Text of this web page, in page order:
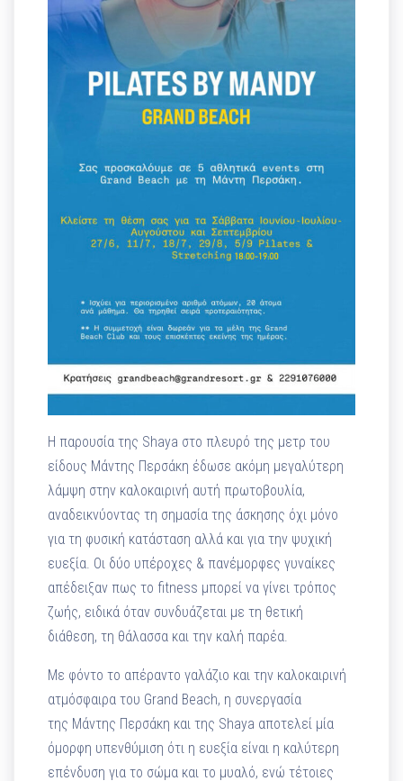
Η παρουσία της Shaya στο πλευρό της μετρ του
είδους Μάντης Περσάκη έδωσε ακόμη μεγαλύτερη
λάμψη στην καλοκαιρινή αυτή πρωτοβουλία,
αναδεικνύοντας τη σημασία της άσκησης όχι μόνο
για τη φυσική κατάσταση αλλά και για την ψυχική
ευεξία. Οι δύο υπέροχες & πανέμορφες γυναίκες
απέδειξαν πως το fitness μπορεί να γίνει τρόπος
ζωής, ειδικά όταν συνδυάζεται με τη θετική
διάθεση, τη θάλασσα και την καλή παρέα.
Με φόντο το απέραντο γαλάζιο και την καλοκαιρινή
ατμόσφαιρα του Grand Beach, η συνεργασία
της Μάντης Περσάκη και της Shaya αποτελεί μία
όμορφη υπενθύμιση ότι η ευεξία είναι η καλύτερη
επένδυση για το σώμα και το μυαλό, ενώ τέτοιες